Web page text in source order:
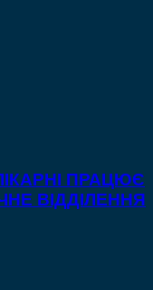
ПРАЦЮЄ
ВІДДІЛЕННЯ